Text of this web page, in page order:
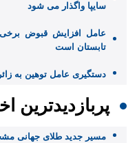
سایپا واگذار می شود
عامل افزایش قبوض
تابستان است
دستگیری عامل توهین به
پربازدیدترین
مسیر جدید طلای جهانی